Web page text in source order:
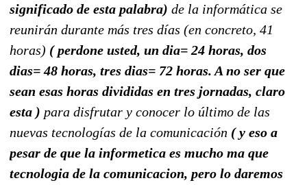
significado de esta palabra) de la informática se
reunirán durante más tres días (en concreto, 41
horas) ( perdone usted, un dia= 24 horas, dos
dias= 48 horas, tres dias= 72 horas. A no ser que
sean esas horas divididas en tres jornadas, claro
esta ) para disfrutar y conocer lo último de las
nuevas tecnologías de la comunicación ( y eso a
pesar de que la informetica es mucho ma que
tecnologia de la comunicacion, pero lo daremos